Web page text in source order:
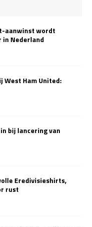
aanwinst wordt
Nederland
West Ham United:
bij lancering van
Eredivisieshirts,
rust